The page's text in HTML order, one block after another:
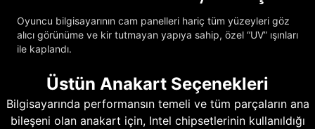
Oyuncu bilgisayarının cam panelleri hariç tüm yüzeyleri göz
alıcı görünüme ve kir tutmayan yapıya sahip, özel “UV” ışınları
ile kaplandı.
Üstün Anakart Seçenekleri
Bilgisayarında performansın temeli ve tüm parçaların ana
bileşeni olan anakart için, Intel chipsetlerinin kullanıldığı